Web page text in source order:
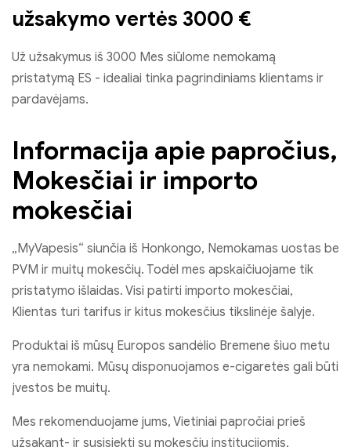
užsakymo vertės 3000 €
Už užsakymus iš 3000 Mes siūlome nemokamą
pristatymą ES - idealiai tinka pagrindiniams klientams ir
pardavėjams.
Informacija apie papročius,
Mokesčiai ir importo
mokesčiai
„MyVapesis“ siunčia iš Honkongo, Nemokamas uostas be
PVM ir muitų mokesčių. Todėl mes apskaičiuojame tik
pristatymo išlaidas. Visi patirti importo mokesčiai,
Klientas turi tarifus ir kitus mokesčius tikslinėje šalyje.
Produktai iš mūsų Europos sandėlio Bremene šiuo metu
yra nemokami. Mūsų disponuojamos e-cigaretės gali būti
įvestos be muitų.
Mes rekomenduojame jums, Vietiniai papročiai prieš
užsakant- ir susisiekti su mokesčių institucijomis,